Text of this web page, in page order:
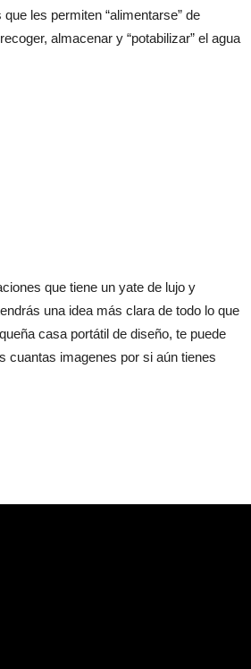
les permiten “alimentarse” de
almacenar y “potabilizar” el agua
que tiene un yate de lujo y
una idea más clara de todo lo que
casa portátil de diseño, te puede
cuantas imagenes por si aún tienes